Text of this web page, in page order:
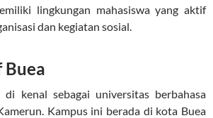
lingkungan mahasiswa yang aktif
dan kegiatan sosial.
kenal sebagai universitas berbahasa
Kampus ini berada di kota Buea